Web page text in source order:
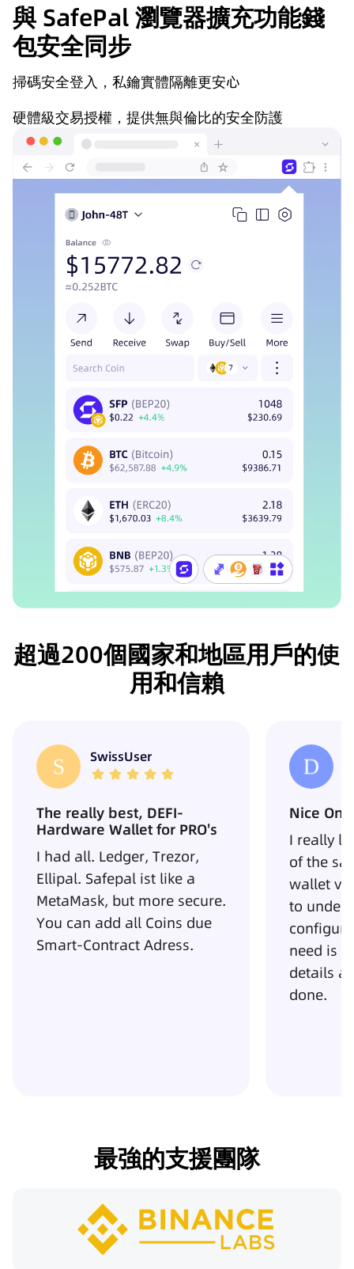
與 SafePal 瀏覽器擴充功能錢
包安全同步
掃碼安全登入，私鑰實體隔離更安心
硬體級交易授權，提供無與倫比的安全防護
超過200個國家和地區用戶的使
用和信賴
Daniel O
Nice One Indeed
I really like the performance
of the safepal haveware
wallet very simple and easy
to understand and
configure the set up, all you
need is going through the
Placa
GUARDA
QUE O
AGORA
最強的支援團隊